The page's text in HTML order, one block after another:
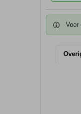
Voor